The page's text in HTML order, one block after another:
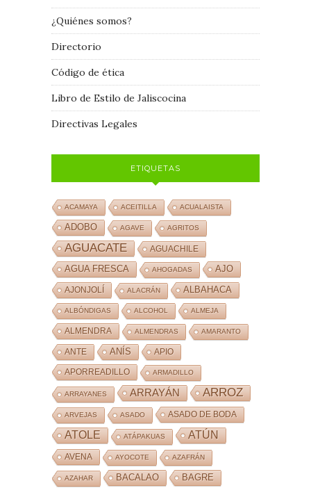
¿Quiénes somos?
Directorio
Código de ética
Libro de Estilo de Jaliscocina
Directivas Legales
ETIQUETAS
ACAMAYA ACEITILLA ACUALAISTA
ADOBO AGAVE AGRITOS
AGUACATE AGUACHILE
AGUA FRESCA AHOGADAS AJO
AJONJOLÍ ALACRÁN ALBAHACA
ALBÓNDIGAS ALCOHOL ALMEJA
ALMENDRA ALMENDRAS AMARANTO
ANTE ANÍS APIO
APORREADILLO ARMADILLO
ARRAYANES ARRAYÁN ARROZ
ARVEJAS ASADO ASADO DE BODA
ATOLE ATÁPAKUAS ATÚN
AVENA AYOCOTE AZAFRÁN
AZAHAR BACALAO BAGRE